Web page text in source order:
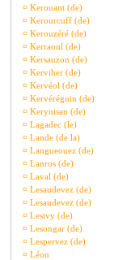
¤ Kerouant (de)
¤ Kerourcuff (de)
¤ Kerouzéré (de)
¤ Kerraoul (de)
¤ Kersauzon (de)
¤ Kerviher (de)
¤ Kervéol (de)
¤ Kervéréguin (de)
¤ Kerynisan (de)
¤ Lagadec (le)
¤ Lande (de la)
¤ Langueouez (de)
¤ Lanros (de)
¤ Laval (de)
¤ Lesaudevez (de)
¤ Lesaudevez (de)
¤ Lesivy (de)
¤ Lesongar (de)
¤ Lespervez (de)
¤ Léon